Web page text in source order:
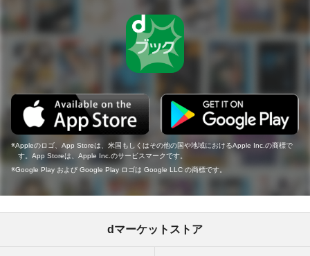
Appleのロゴ、App Storeは、米国もしくはその他の国や地域におけるApple Inc.の商標で
す。App Storeは、Apple Inc.のサービスマークです。
Google Play および Google Play ロゴは Google LLC の商標です。
dマーケットストア